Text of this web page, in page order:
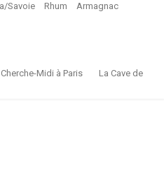
Savoie Rhum
Armagnac
Midi à Paris
La Cave de